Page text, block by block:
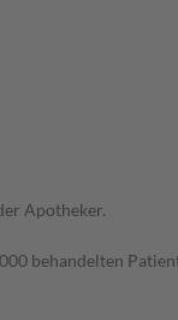
Apotheker.
behandelten